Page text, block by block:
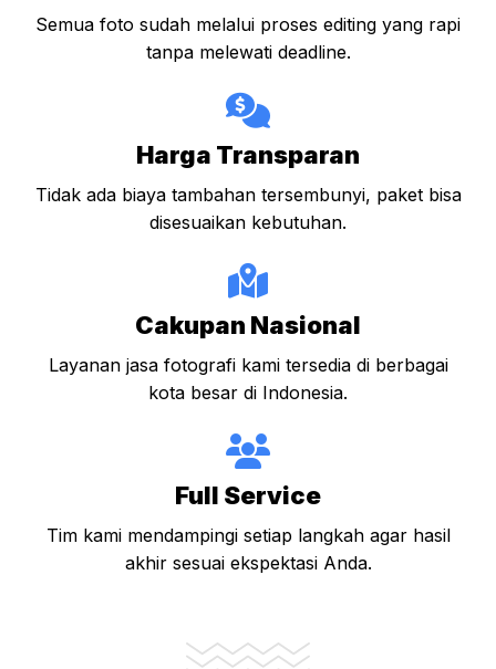
Semua foto sudah melalui proses editing yang rapi
tanpa melewati deadline.
Harga Transparan
Tidak ada biaya tambahan tersembunyi, paket bisa
disesuaikan kebutuhan.
Cakupan Nasional
Layanan jasa fotografi kami tersedia di berbagai
kota besar di Indonesia.
Full Service
Tim kami mendampingi setiap langkah agar hasil
akhir sesuai ekspektasi Anda.